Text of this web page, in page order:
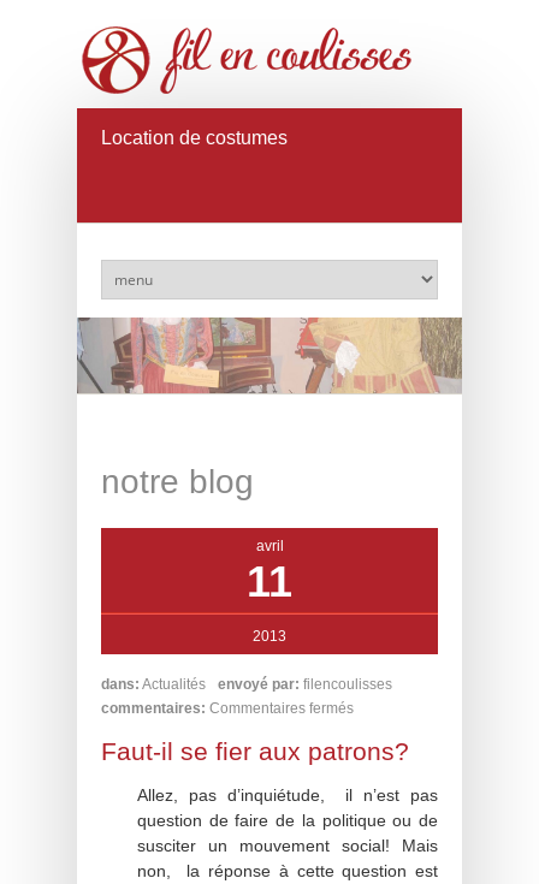
Location de costumes
notre blog
avril
11
2013
dans: Actualités envoyé par: filencoulisses
commentaires: Commentaires fermés
Faut-il se fier aux patrons?
Allez, pas d’inquiétude, il n’est pas
question de faire de la politique ou de
susciter un mouvement social! Mais
non, la réponse à cette question est